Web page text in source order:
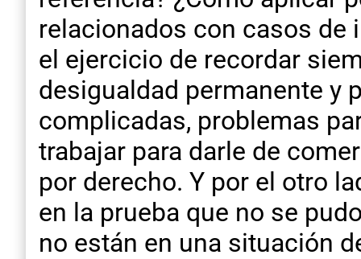
relacionados con casos de
el ejercicio de recordar
desigualdad permanente y
complicadas, problemas
trabajar para darle de
por derecho. Y por el otro
en la prueba que no se
no están en una situación